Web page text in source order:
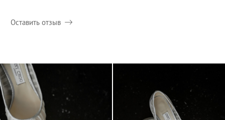
Оставить отзыв